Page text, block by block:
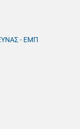
- ΕΜΠ